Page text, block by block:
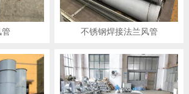
不锈钢焊接法兰风管